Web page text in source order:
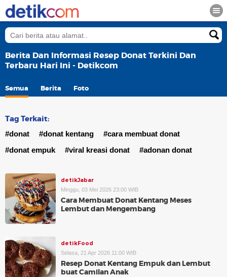
Berita Dan Informasi Resep Donat Terkini Dan
Terbaru Hari Ini - Detikcom
Semua Berita Foto
Tag Terkait:
#donat #donat kentang
#cara membuat donat
#donat empuk
#viral kreasi donat #adonan donat
detikJabar
Minggu, 03 Mei 2026 23:00 WIB
Cara Membuat Donat Kentang Meses
Lembut dan Mengembang
detikFood
Selasa, 21 Apr 2026 11:00 WIB
Resep Donat Kentang Empuk dan Lembut
buat Camilan Anak